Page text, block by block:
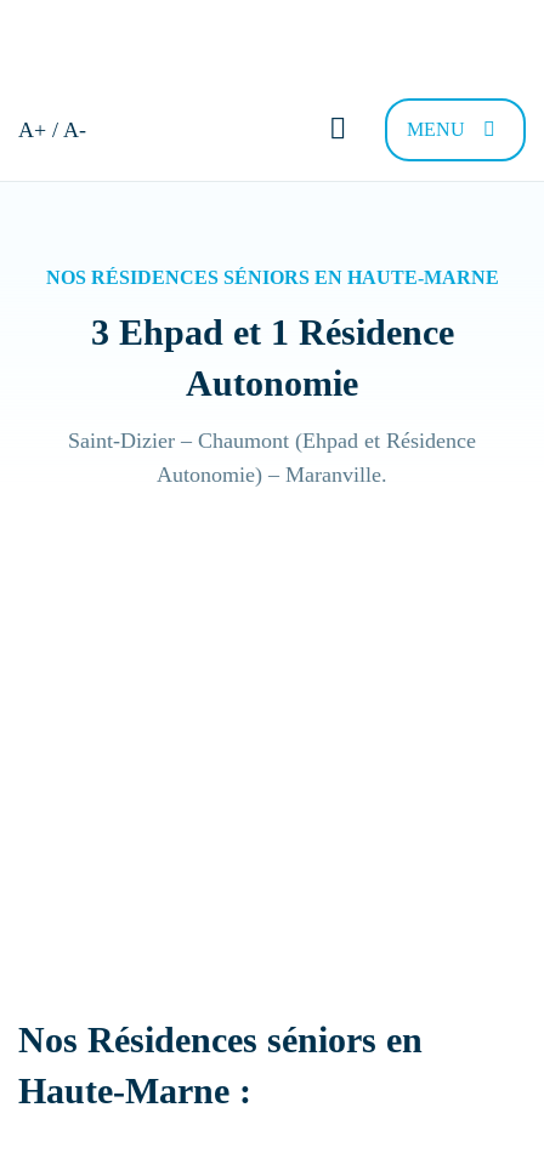
A+ / A- MENU
NOS RÉSIDENCES SÉNIORS EN HAUTE-MARNE
3 Ehpad et 1 Résidence
Autonomie
Saint-Dizier – Chaumont (Ehpad et Résidence
Autonomie) – Maranville.
Nos Résidences séniors en
Haute-Marne :
Bonjour et bienvenue !
Comment pouvons-nous vous
Trouver sa résidence Nous recrutons FAQ
Quel type de Résidence recherchez-vous
?